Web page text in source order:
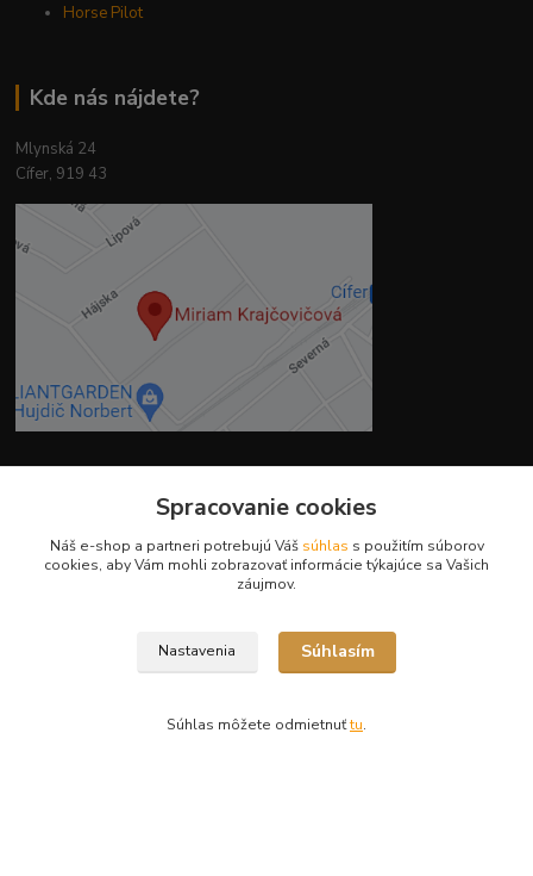
Horse Pilot
Kde nás nájdete?
Mlynská 24
Cífer, 919 43
+421 944 394 715
info@krmivamirima.sk
Spracovanie cookies
Náš e-shop a partneri potrebujú Váš súhlas s použitím súborov
cookies, aby Vám mohli zobrazovať informácie týkajúce sa Vašich
záujmov.
Nastavenia Súhlasím
Súhlas môžete odmietnuťtu.